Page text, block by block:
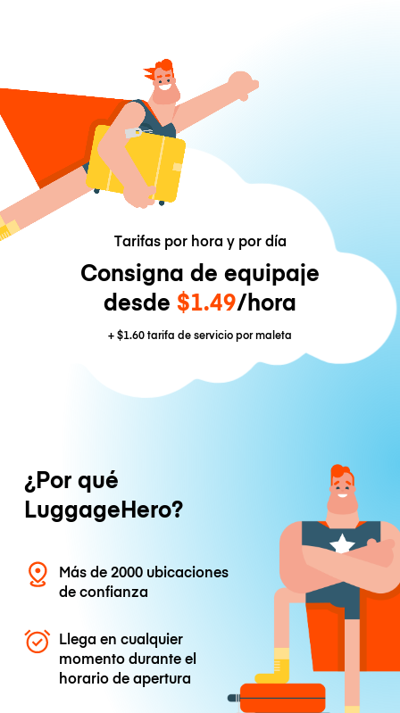
Tarifas por hora y por día
Consigna de equipaje
desde $1.49/hora
+$1.60tarifa de servicio por maleta
¿Por qué
LuggageHero?
Más de 2000 ubicaciones
de confianza
Llega en cualquier
momento durante el
horario de apertura